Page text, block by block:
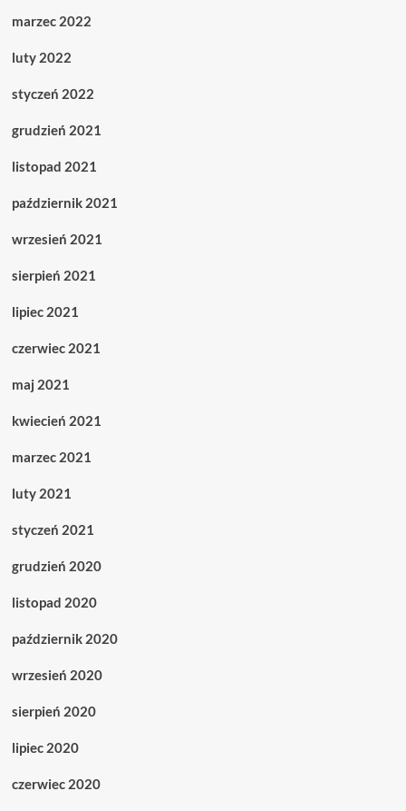
marzec 2022
luty 2022
styczeń 2022
grudzień 2021
listopad 2021
październik 2021
wrzesień 2021
sierpień 2021
lipiec 2021
czerwiec 2021
maj 2021
kwiecień 2021
marzec 2021
luty 2021
styczeń 2021
grudzień 2020
listopad 2020
październik 2020
wrzesień 2020
sierpień 2020
lipiec 2020
czerwiec 2020